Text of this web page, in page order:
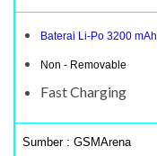
Baterai Li-Po 3200 mAh
Non - Removable
Fast Charging
Sumber : GSMArena